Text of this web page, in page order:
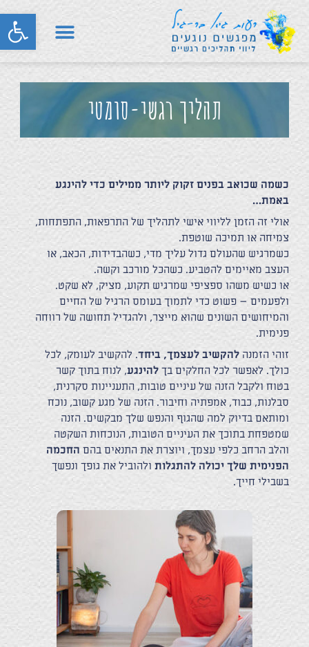
פתח
תהליך רגשי-סומטי
כשמה שכואב בפנים זקוק ליותר ממילים כדי להינגע
באמת…
אולי זה הזמן לליווי אישי לתהליך של התרפאות, התפתחות,
צמיחה או תמיכה שוטפת.
כשמרגיש שהעולם גדול עליך מדי, כשהבדידות, הכאב, או
העצב מאיימים להטביע. כשהכל מורכב וקשה.
או כשיש משהו ספציפי שמרגיש תקוע, מציק, לא שקט.
ולפעמים – פשוט כדי לתמוך בעומס הרגיל של החיים
והמיחושים השונים שהוא מייצר, ולהגדיל תחושה של רווחה
פנימית.
זוהי הזמנה להקשיב לעצמך, ביחד. להקשיב לעומק, לכל
כולך. לאפשר לכל החלקים בך להינגע, לנוח בתוך קשר
בטוח ולקבל הזנה של עיניים טובות, התעניינות סקרנית,
סבלנות, כבוד, אמפתיה וחיבור. הזנה של מגע קשוב, נוכח
ומותאם בדיוק למה שהגוף והנפש שלך מבקשים. הזנה
שמטפחת בתוכך את העיניים הטובות, הנוכחות השקטה
והלב הרחב כלפי עצמך, ויוצרת את התנאים בהם החכמה
הפנימית שלך יכולה להתגלותולהוביל את גופך ונפשך
בשבילי חייך.